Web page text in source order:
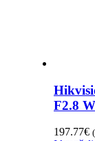
F2.8
197.77€